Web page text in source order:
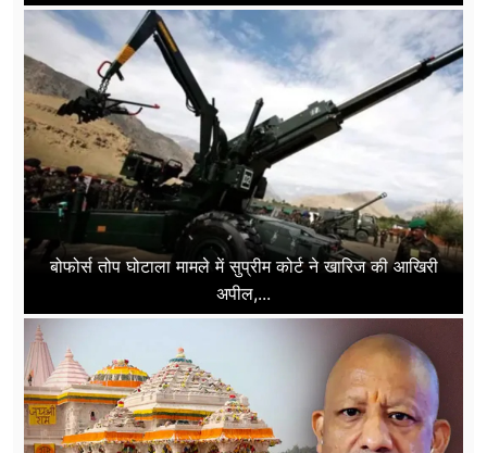
बोफोर्स तोप घोटाला मामले में सुप्रीम कोर्ट ने खारिज की आखिरी
अपील,...